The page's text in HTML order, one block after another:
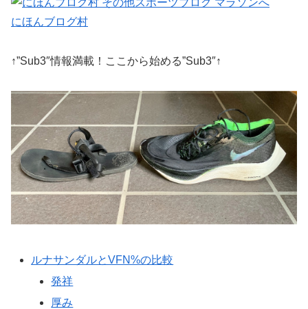
にほんブログ村
↑”Sub3″情報満載！ここから始める”Sub3″↑
ルナサンダルとVFN%の比較
発祥
厚み